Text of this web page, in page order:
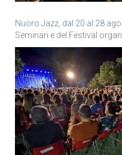
Nuoro Jazz, dal 20 al 28
Seminari e del Festival